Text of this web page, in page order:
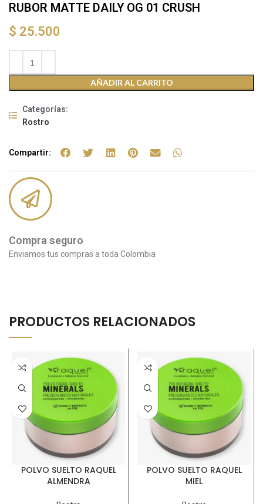
RUBOR MATTE DAILY OG 01 CRUSH
$ 25.500
AÑADIR AL CARRITO
Categorías:
Rostro
Compartir:
Compra seguro
Enviamos tus compras a toda Colombia
PRODUCTOS RELACIONADOS
POLVO SUELTO RAQUEL
ALMENDRA
POLVO SUELTO RAQUEL
MIEL